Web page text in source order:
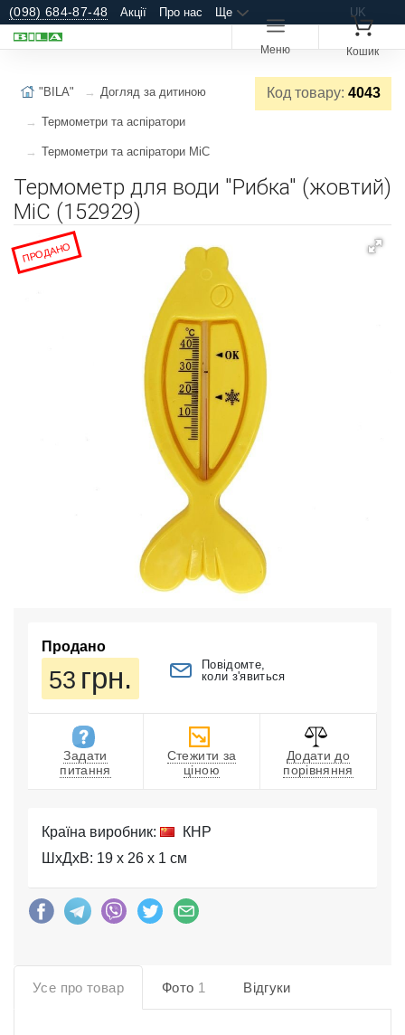
(098) 684-87-48 Акції Про нас Ще UK
Меню Кошик
Код товару: 4043
"BILA" Догляд за дитиною
Термометри та аспіратори
Термометри та аспіратори MiC
Термометр для води "Рибка" (жовтий)
MiC (152929)
ПРОДАНО
Продано
53 грн.
Повідомте,
коли з'явиться
Задати
питання
Стежити за
ціною
Додати до
порівняння
Країна виробник:
КНР
ШхДхВ: 19 x 26 x 1 см
Усе про товар Фото 1 Відгуки